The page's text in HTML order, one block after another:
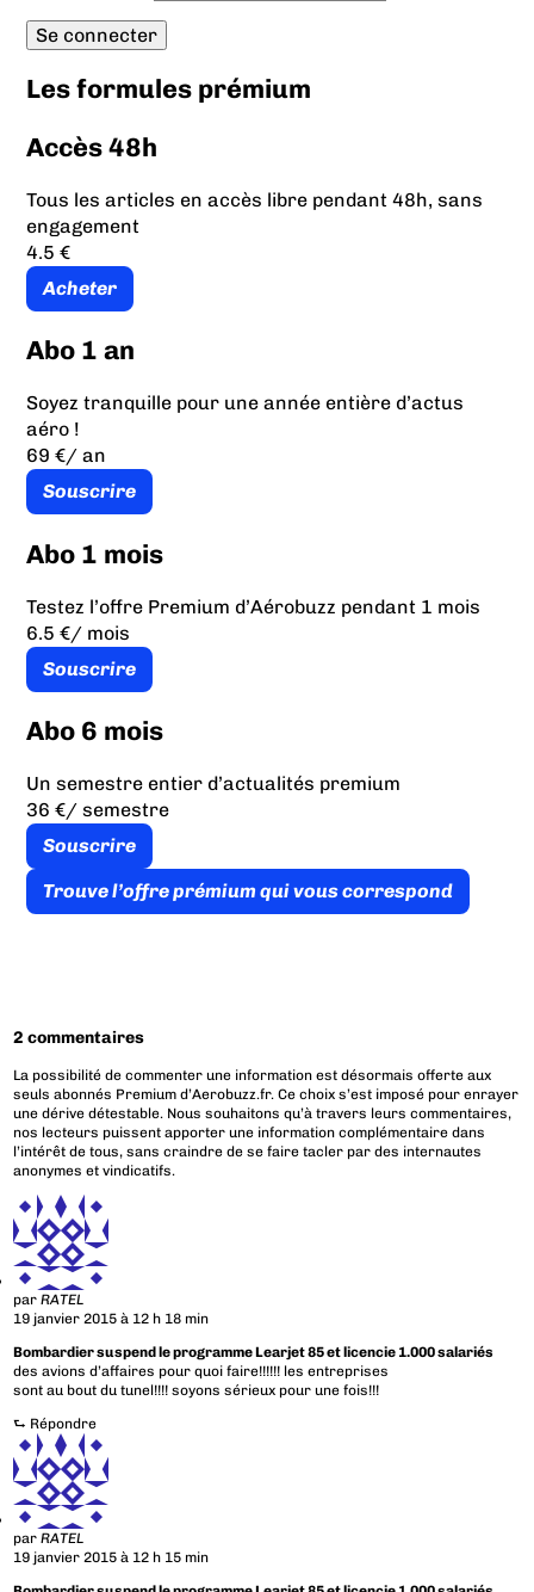
Les formules prémium
Accès 48h
Tous les articles en accès libre pendant 48h, sans
engagement
4.5 €
Acheter
Abo 1 an
Soyez tranquille pour une année entière d’actus
aéro !
69 €/ an
Souscrire
Abo 1 mois
Testez l’offre Premium d’Aérobuzz pendant 1 mois
6.5 €/ mois
Souscrire
Abo 6 mois
Un semestre entier d’actualités premium
36 €/ semestre
Souscrire
Trouve l’offre prémium qui vous correspond
2 commentaires
La possibilité de commenter une information est désormais offerte aux
seuls abonnés Premium d’Aerobuzz.fr. Ce choix s’est imposé pour enrayer
une dérive détestable. Nous souhaitons qu’à travers leurs commentaires,
nos lecteurs puissent apporter une information complémentaire dans
l’intérêt de tous, sans craindre de se faire tacler par des internautes
anonymes et vindicatifs.
parRATEL
19 janvier 2015 à 12 h 18 min
Bombardier suspend le programme Learjet 85 et licencie 1.000 salariés
des avions d’affaires pour quoi faire!!!!!! les entreprises
sont au bout du tunel!!!! soyons sérieux pour une fois!!!
⮑ Répondre
parRATEL
19 janvier 2015 à 12 h 15 min